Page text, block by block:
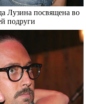
Лузина посвящена во
подруги